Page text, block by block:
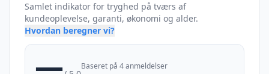
Samlet indikator for tryghed på tværs af
kundeoplevelse, garanti, økonomi og alder.
Hvordan beregner vi?
— Baseret på 4 anmeldelser